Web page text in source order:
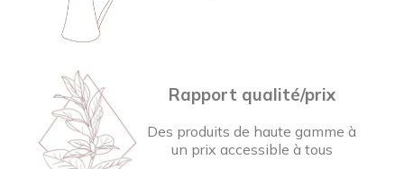
Rapport qualité/prix
Des produits de haute gamme à
un prix accessible à tous